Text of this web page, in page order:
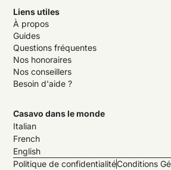
Liens utiles
À propos
Guides
Questions fréquentes
Nos honoraires
Nos conseillers
Besoin d'aide ?
Casavo dans le monde
Italian
French
English
Politique de confidentialitéConditions